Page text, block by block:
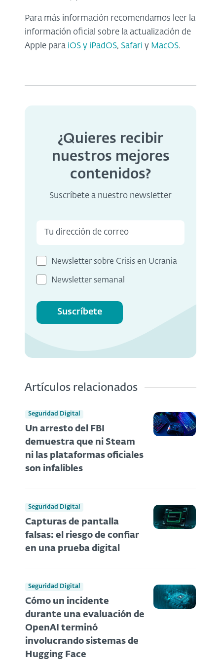
Para más información recomendamos leer la
información oficial sobre la actualización de
Apple para iOS y iPadOS, Safari y MacOS.
¿Quieres recibir
nuestros mejores
contenidos?
Suscríbete a nuestro newsletter
Newsletter sobre Crisis en Ucrania
Newsletter semanal
Suscríbete
Artículos relacionados
Seguridad Digital
Un arresto del FBI
demuestra que ni Steam
ni las plataformas oficiales
son infalibles
Seguridad Digital
Capturas de pantalla
falsas: el riesgo de confiar
en una prueba digital
Seguridad Digital
Cómo un incidente
durante una evaluación de
OpenAI terminó
involucrando sistemas de
Hugging Face